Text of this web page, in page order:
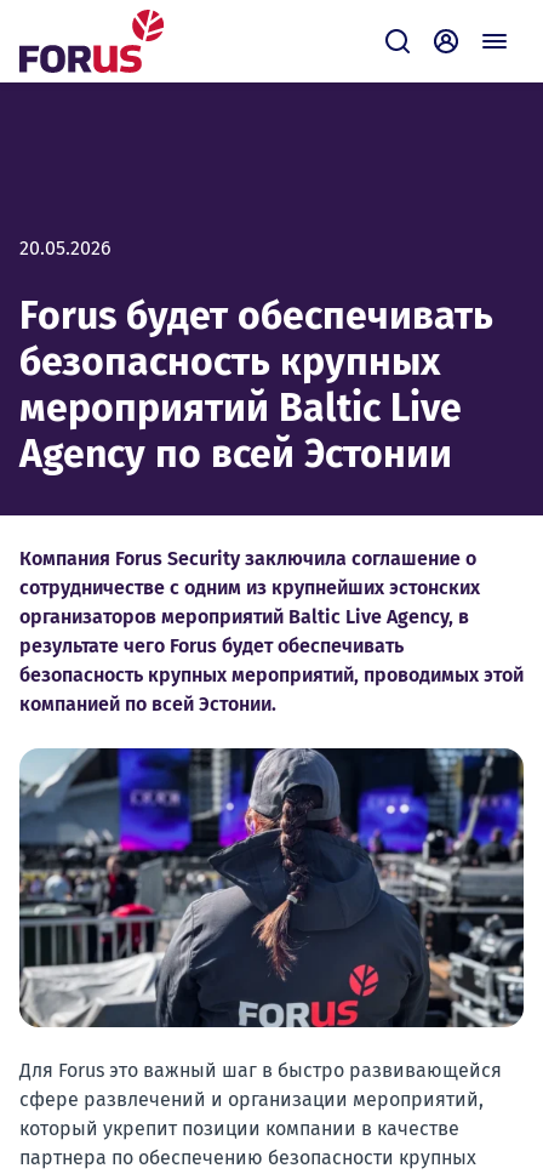
Отправить
20.05.2026
Forus будет обеспечивать
безопасность крупных
мероприятий Baltic Live
Agency по всей Эстонии
Компания Forus Security заключила соглашение о
сотрудничестве с одним из крупнейших эстонских
организаторов мероприятий Baltic Live Agency, в
результате чего Forus будет обеспечивать
безопасность крупных мероприятий, проводимых этой
компанией по всей Эстонии.
Для Forus это важный шаг в быстро развивающейся
сфере развлечений и организации мероприятий,
который укрепит позиции компании в качестве
партнера по обеспечению безопасности крупных